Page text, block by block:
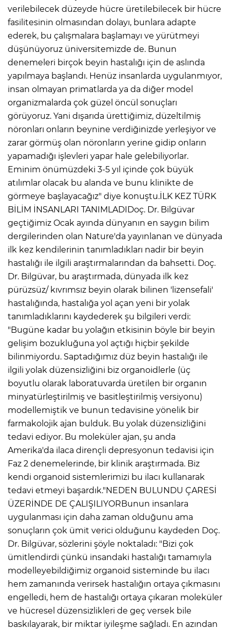
verilebilecek düzeyde hücre üretilebilecek bir hücre
fasilitesinin olmasından dolayı, bunlara adapte
ederek, bu çalışmalara başlamayı ve yürütmeyi
düşünüyoruz üniversitemizde de. Bunun
denemeleri birçok beyin hastalığı için de aslında
yapılmaya başlandı. Henüz insanlarda uygulanmıyor,
insan olmayan primatlarda ya da diğer model
organizmalarda çok güzel öncül sonuçları
görüyoruz. Yani dışarıda ürettiğimiz, düzeltilmiş
nöronları onların beynine verdiğinizde yerleşiyor ve
zarar görmüş olan nöronların yerine gidip onların
yapamadığı işlevleri yapar hale gelebiliyorlar.
Eminim önümüzdeki 3-5 yıl içinde çok büyük
atılımlar olacak bu alanda ve bunu klinikte de
görmeye başlayacağız" diye konuştu.İLK KEZ TÜRK
BİLİM İNSANLARI TANIMLADIDoç. Dr. Bilgüvar
geçtiğimiz Ocak ayında dünyanın en saygın bilim
dergilerinden olan Nature'da yayınlanan ve dünyada
ilk kez kendilerinin tanımladıkları nadir bir beyin
hastalığı ile ilgili araştırmalarından da bahsetti. Doç.
Dr. Bilgüvar, bu araştırmada, dünyada ilk kez
pürüzsüz/ kıvrımsız beyin olarak bilinen 'lizensefali'
hastalığında, hastalığa yol açan yeni bir yolak
tanımladıklarını kaydederek şu bilgileri verdi:
"Bugüne kadar bu yolağın etkisinin böyle bir beyin
gelişim bozukluğuna yol açtığı hiçbir şekilde
bilinmiyordu. Saptadığımız düz beyin hastalığı ile
ilgili yolak düzensizliğini biz organoidlerle (üç
boyutlu olarak laboratuvarda üretilen bir organın
minyatürleştirilmiş ve basitleştirilmiş versiyonu)
modellemiştik ve bunun tedavisine yönelik bir
farmakolojik ajan bulduk. Bu yolak düzensizliğini
tedavi ediyor. Bu moleküler ajan, şu anda
Amerika'da ilaca dirençli depresyonun tedavisi için
Faz 2 denemelerinde, bir klinik araştırmada. Biz
kendi organoid sistemlerimizi bu ilacı kullanarak
tedavi etmeyi başardık."NEDEN BULUNDU ÇARESİ
ÜZERİNDE DE ÇALIŞILIYORBunun insanlara
uygulanması için daha zaman olduğunu ama
sonuçların çok ümit verici olduğunu kaydeden Doç.
Dr. Bilgüvar, sözlerini şöyle noktaladı: "Bizi çok
ümitlendirdi çünkü insandaki hastalığı tamamıyla
modelleyebildiğimiz organoid sisteminde bu ilacı
hem zamanında verirsek hastalığın ortaya çıkmasını
engelledi, hem de hastalığı ortaya çıkaran moleküler
ve hücresel düzensizlikleri de geç versek bile
baskılayarak, bir miktar iyileşme sağladı. En azından